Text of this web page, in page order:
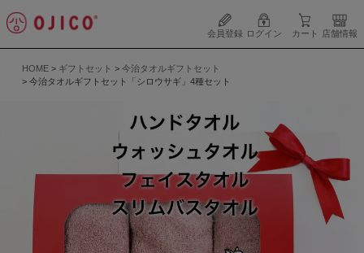
会員登録 ログイン カート 店舗情報
HOME ギフトセット
今治タオルギフトセット
今治タオルギフトセット「シロウサギ」4種セット